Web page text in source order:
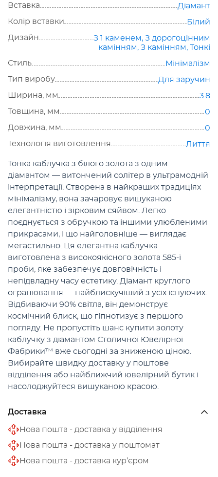
Вставка
Діамант
Колір вставки
Білий
Дизайн
З 1 каменем, З дорогоцінним
камінням, З камінням, Тонкі
Стиль
Мінімалізм
Тип виробу
Для заручин
Ширина, мм
3.8
Товщина, мм
0
Довжина, мм
0
Технологія виготовлення
Лиття
Тонка каблучка з білого золота з одним
діамантом — витончений солітер в ультрамодній
інтерпретації. Створена в найкращих традиціях
мінімалізму, вона зачаровує вишуканою
елегантністю і зірковим сяйвом. Легко
поєднується з обручкою та іншими улюбленими
прикрасами, і що найголовніше — виглядає
мегастильно. Ця елегантна каблучка
виготовлена з високоякісного золота 585-ї
проби, яке забезпечує довговічність і
непідвладну часу естетику. Діамант круглого
огранювання — найблискучіший з усіх існуючих.
Відбиваючи 90% світла, він демонструє
космічний блиск, що гіпнотизує з першого
погляду. Не пропустіть шанс купити золоту
каблучку з діамантом Столичної Ювелірної
Фабрики™ вже сьогодні за зниженою ціною.
Вибирайте швидку доставку у поштове
відділення або найближчий ювелірний бутик і
насолоджуйтеся вишуканою красою.
Доставка
Нова пошта - доставка у відділення
Нова пошта - доставка у поштомат
Нова пошта - доставка кур’єром